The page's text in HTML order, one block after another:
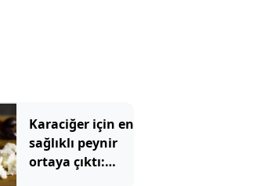
Karaciğer için en
sağlıklı peynir
ortaya çıktı: